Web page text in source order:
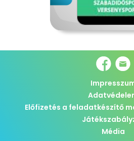
Előfizetés a feladatkészítő
Média